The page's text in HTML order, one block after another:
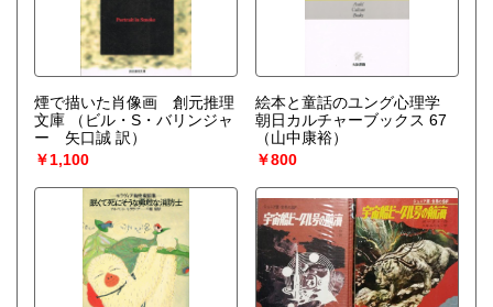
煙で描いた肖像画 創元推理
文庫
（ビル・S・バリンジャ
ー 矢口誠 訳）
￥1,100
絵本と童話のユング心理学
朝日カルチャーブックス 67
（山中康裕）
￥800